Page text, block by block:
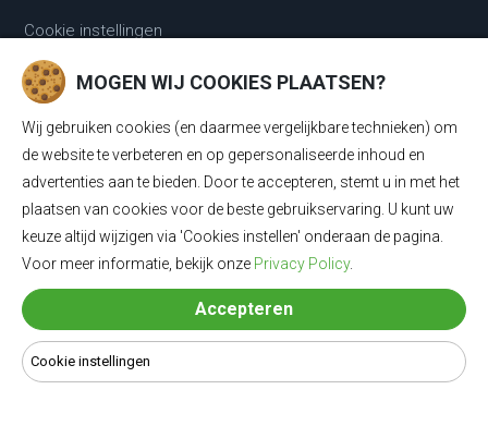
Cookie instellingen
POPULAIR
Laadkabels
Laadkabels Type 1
Laadkabels Type 2
Mobiele Thuisladers Type 2 en Type 1
Mobiele Thuisladers Type 1
Mobiele Thuisladers Type 2
MOGEN WIJ COOKIES PLAATSEN?
Wij gebruiken cookies (en daarmee vergelijkbare technieken) om
de website te verbeteren en op gepersonaliseerde inhoud en
advertenties aan te bieden. Door te accepteren, stemt u in met het
plaatsen van cookies voor de beste gebruikservaring. U kunt uw
keuze altijd wijzigen via 'Cookies instellen' onderaan de pagina.
Voor meer informatie, bekijk onze Privacy Policy.
Accepteren
Cookie instellingen